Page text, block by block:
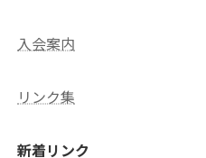
入会案内
リンク集
新着リンク